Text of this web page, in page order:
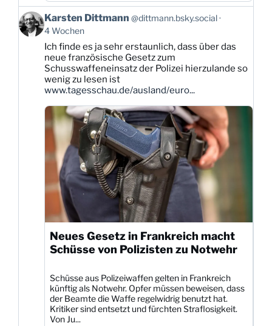
Beitrag
von
Karsten
Dittmann
Bluesky
ansehen
Karsten Dittmann @dittmann.bsky.social
4 Wochen
Ich finde es ja sehr erstaunlich, dass über das
neue französische Gesetz zum
Schusswaffeneinsatz der Polizei hierzulande so
wenig zu lesen ist
www.tagesschau.de/ausland/euro...
Neues Gesetz in Frankreich macht
Schüsse von Polizisten zu Notwehr
Schüsse aus Polizeiwaffen gelten in Frankreich
künftig als Notwehr. Opfer müssen beweisen, dass
der Beamte die Waffe regelwidrig benutzt hat.
Kritiker sind entsetzt und fürchten Straflosigkeit.
Von Ju...